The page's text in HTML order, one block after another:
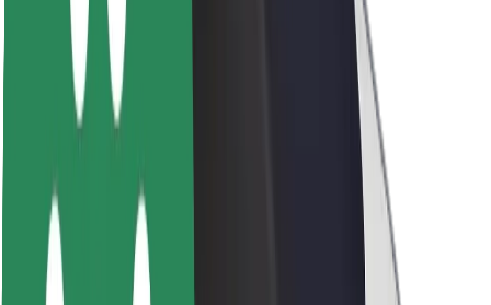
Directrices de la marca
Misión
Relación con inversores
Liderazgo
Medios
Fondo Urbano
Seguridad